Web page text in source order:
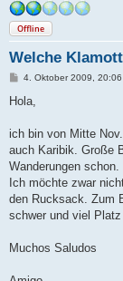
Offline
Welche
B
i
a
4. Oktober 2009, 20:06
Hola,
ich bin von Mitte
auch Karibik. Große
Wanderungen schon.
Ich möchte zwar
den Rucksack. Zum
schwer und viel Platz
Muchos Saludos